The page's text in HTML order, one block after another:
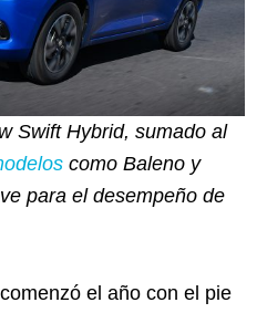
Swift Hybrid, sumado al
como Baleno y
para el desempeño de
el año con el pie